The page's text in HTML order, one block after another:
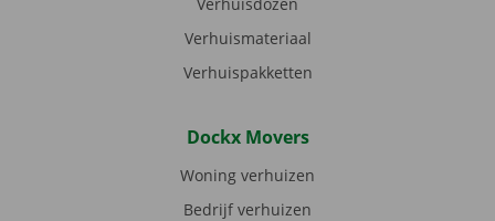
Verhuismateriaal
Verhuispakketten
Dockx Movers
Woning verhuizen
Bedrijf verhuizen